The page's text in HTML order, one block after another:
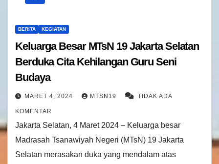
BERITA KEGIATAN
Keluarga Besar MTsN 19 Jakarta Selatan
Berduka Cita Kehilangan Guru Seni
Budaya
MARET 4, 2024 MTSN19 TIDAK ADA
KOMENTAR
Jakarta Selatan, 4 Maret 2024 – Keluarga besar
Madrasah Tsanawiyah Negeri (MTsN) 19 Jakarta
Selatan merasakan duka yang mendalam atas